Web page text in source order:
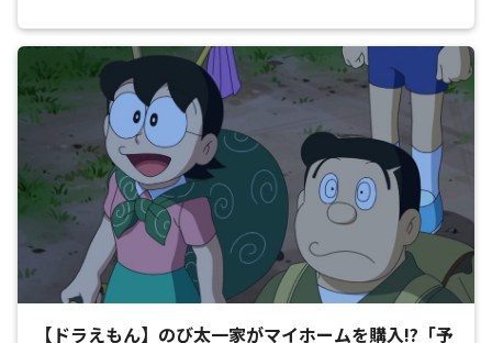
【ドラえもん】のび太一家がマイホームを購入!?「予